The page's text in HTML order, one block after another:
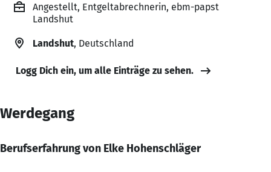
Angestellt, Entgeltabrechnerin, ebm-papst
Landshut
Landshut, Deutschland
Logg Dich ein, um alle Einträge zu sehen.
Werdegang
Berufserfahrung von Elke Hohenschläger